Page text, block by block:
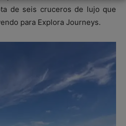
de seis cruceros de lujo que
para Explora Journeys.